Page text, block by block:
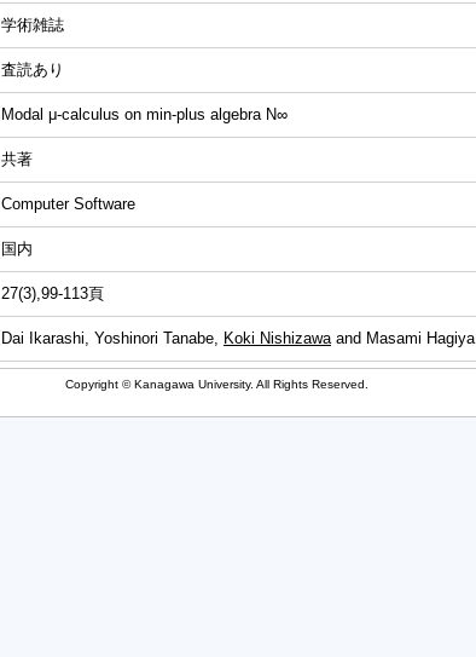
学術雑誌
査読あり
Modal μ-calculus on min-plus algebra N∞
共著
Computer Software
国内
27(3),99-113頁
Dai Ikarashi, Yoshinori Tanabe, Koki Nishizawaand Masami Hagiya
Copyright © Kanagawa University. All Rights Reserved.